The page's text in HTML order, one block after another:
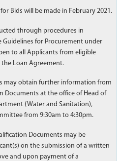
Bids will be made in February 2021.
through procedures in
Guidelines for Procurement under
to all Applicants from eligible
Loan Agreement.
may obtain further information from
Documents at the office of Head of
(Water and Sanitation),
from 9:30am to 4:30pm.
Documents may be
on the submission of a written
and upon payment of a